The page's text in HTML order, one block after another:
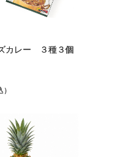
カレー ３種３個
）